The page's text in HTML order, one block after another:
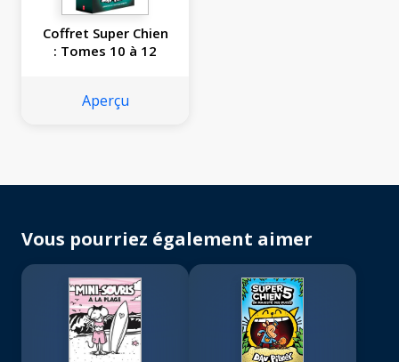
Coffret Super Chien
: Tomes 10 à 12
Aperçu
Vous pourriez également aimer